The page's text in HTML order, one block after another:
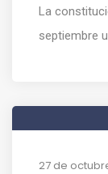
La
septiembre
27 de